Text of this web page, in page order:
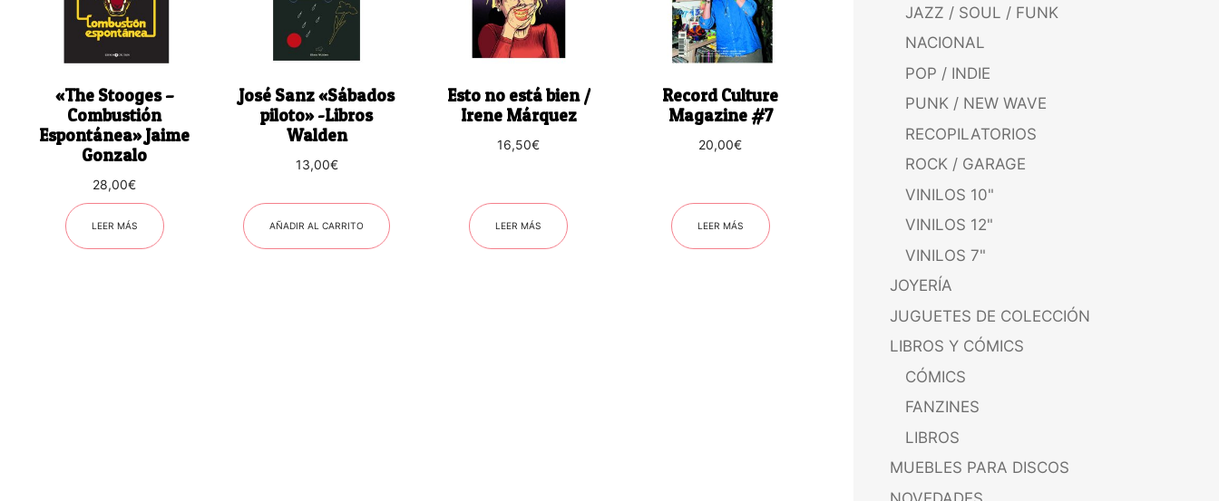
«The Stooges –
Combustión
Espontánea» Jaime
Gonzalo
28,00€
LEER MÁS
José Sanz «Sábados
piloto» -Libros
Walden
13,00€
AÑADIR AL CARRITO
Esto no está bien /
Irene Márquez
16,50€
LEER MÁS
Record Culture
Magazine #7
20,00€
LEER MÁS
JAZZ / SOUL / FUNK
NACIONAL
POP / INDIE
PUNK / NEW WAVE
RECOPILATORIOS
ROCK / GARAGE
VINILOS 10"
VINILOS 12"
VINILOS 7"
JOYERÍA
JUGUETES DE COLECCIÓN
LIBROS Y CÓMICS
CÓMICS
FANZINES
LIBROS
MUEBLES PARA DISCOS